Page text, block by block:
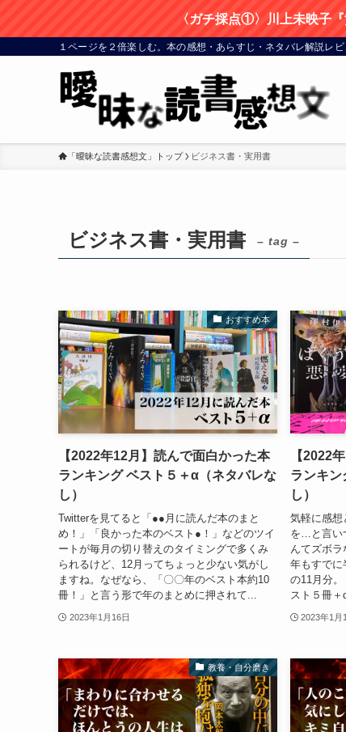
〈ガチ採点①〉川上未映子
１ページを２倍楽しむ。本の感想・あらすじ・ネタバレ解説レ
「曖昧な読書感想文」トップ ビジネス書・実用書
ビジネス書・実用書 – tag –
おすすめ本
【2022年12月】読んで面白かった本
ランキング ベスト５＋α（ネタバレな
し）
Twitterを見てると「●●月に読んだ本のまと
め！」「良かった本のベスト●！」などのツイ
ートが毎月の切り替えのタイミングで多くみ
られるけど、12月ってちょっと少ない気がし
ますね。なぜなら、「〇〇年のベスト本約10
冊！」と言う形で年のまとめに押されて...
2023年1月16日
【2022
ランキン
し）
気軽に感想
を…と言い
んてズボ
年もすでに
の11月分
スト５冊＋
2023年1月
教養・自分磨き